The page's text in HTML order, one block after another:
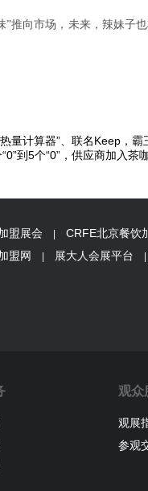
推向市场，未来，辣妹子
量计算器”、联名Keep，
到5个“0”，供应商加入茶
盟展会 | CRFE北京餐饮
盟网 | 展大人会展平台 |
观众
观展
参观